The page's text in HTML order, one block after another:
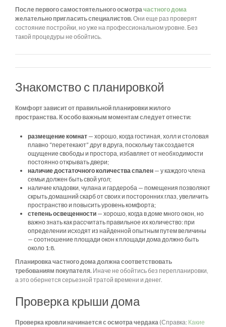
После первого самостоятельного осмотрачастного дома
желательно пригласить специалистов. Они еще раз проверят
состояние постройки, но уже на профессиональном уровне. Без
такой процедуры не обойтись.
Знакомство с планировкой
Комфорт зависит от правильной планировки жилого
пространства. К особо важным моментам следует отнести:
размещение комнат — хорошо, когда гостиная, холл и столовая
плавно “перетекают” друг в друга, поскольку так создается
ощущение свободы и простора, избавляет от необходимости
постоянно открывать двери;
наличие достаточного количества спален — у каждого члена
семьи должен быть свой угол;
наличие кладовки, чулана и гардероба — помещения позволяют
скрыть домашний скарб от своих и посторонних глаз, увеличить
пространство и повысить уровень комфорта;
степень освещенности — хорошо, когда в доме много окон, но
важно знать как рассчитать правильное их количество: при
определении исходят из найденной опытным путем величины
— соотношение площади окон к площади дома должно быть
около 1:8.
Планировка частного дома должна соответствовать
требованиям покупателя. Иначе не обойтись без перепланировки,
а это обернется серьезной тратой времени и денег.
Проверка крыши дома
Проверка кровли начинается с осмотра чердака (Справка: Какие